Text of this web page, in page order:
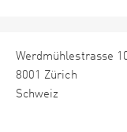
Werdmühlestrasse
8001 Zürich
Schweiz